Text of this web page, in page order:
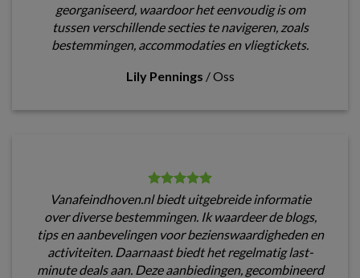
georganiseerd, waardoor het eenvoudig is om
tussen verschillende secties te navigeren, zoals
bestemmingen, accommodaties en vliegtickets.
Lily Pennings /Oss
Vanafeindhoven.nl biedt uitgebreide informatie
over diverse bestemmingen. Ik waardeer de blogs,
tips en aanbevelingen voor bezienswaardigheden en
activiteiten. Daarnaast biedt het regelmatig last-
minute deals aan. Deze aanbiedingen, gecombineerd